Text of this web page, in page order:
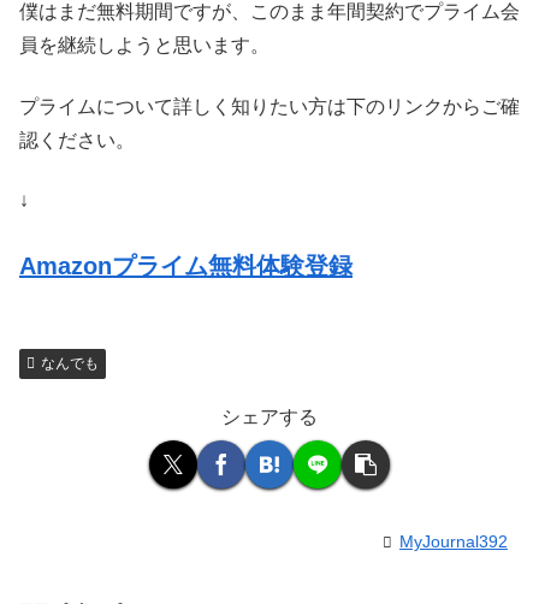
僕はまだ無料期間ですが、このまま年間契約でプライム会
員を継続しようと思います。
プライムについて詳しく知りたい方は下のリンクからご確
認ください。
↓
Amazonプライム無料体験登録
なんでも
シェアする
MyJournal392